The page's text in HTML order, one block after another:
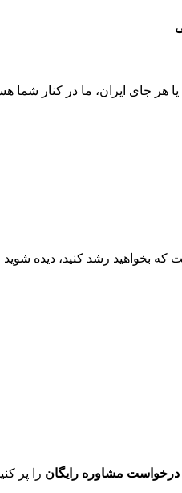
یا هر جای ایران، ما در کنار شما
که بخواهید رشد کنید، دیده شوید
درخواست مشاوره رایگان را پر